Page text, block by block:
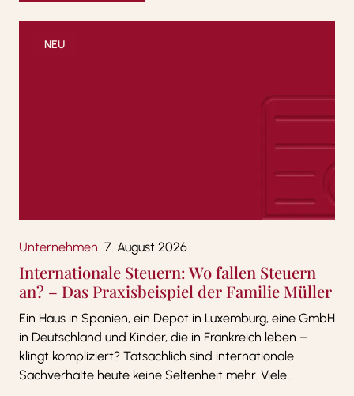
NEU
Unternehmen 7. August 2026
Internationale Steuern: Wo fallen Steuern
an? – Das Praxisbeispiel der Familie Müller
Ein Haus in Spanien, ein Depot in Luxemburg, eine GmbH
in Deutschland und Kinder, die in Frankreich leben –
klingt kompliziert? Tatsächlich sind internationale
Sachverhalte heute keine Seltenheit mehr. Viele…